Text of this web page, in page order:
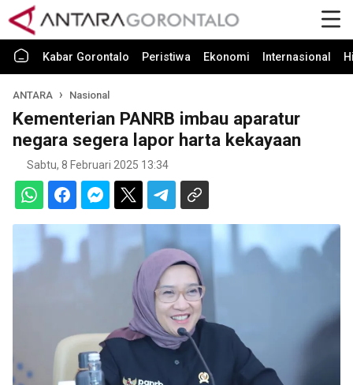
Kabar Gorontalo Peristiwa Ekonomi Internasional
ANTARA Nasional
Kementerian PANRB imbau aparatur
negara segera lapor harta kekayaan
Sabtu, 8 Februari 2025 13:34